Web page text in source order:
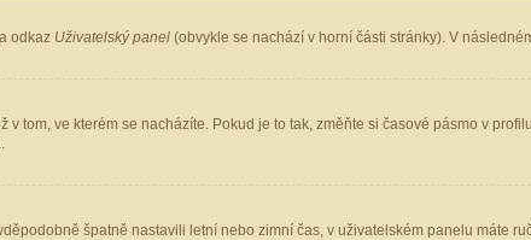
odkaz Uživatelský panel (obvykle se nachází v horní části stránky). V
tom, ve kterém se nacházíte. Pokud je to tak, změňte si časové pásmo v
špatně nastavili letní nebo zimní čas, v uživatelském panelu máte